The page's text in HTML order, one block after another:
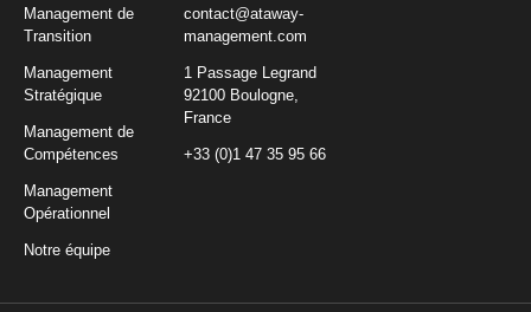
Management de
Transition
Management
Stratégique
Management de
Compétences
Management
Opérationnel
Notre équipe
contact@ataway-
management.com
1 Passage Legrand
92100 Boulogne,
France
+33 (0)1 47 35 95 66